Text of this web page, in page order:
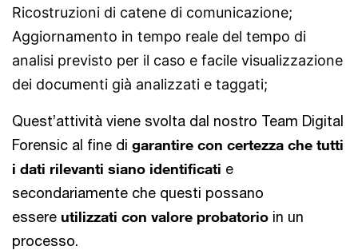
Ricostruzioni di catene di comunicazione;
Aggiornamento in tempo reale del tempo di
analisi previsto per il caso e facile visualizzazione
dei documenti già analizzati e taggati;
Quest’attività viene svolta dal nostro Team Digital
Forensic al fine di garantire con certezza che tutti
i dati rilevanti siano identificati e
secondariamente che questi possano
essere utilizzati con valore probatorio in un
processo.